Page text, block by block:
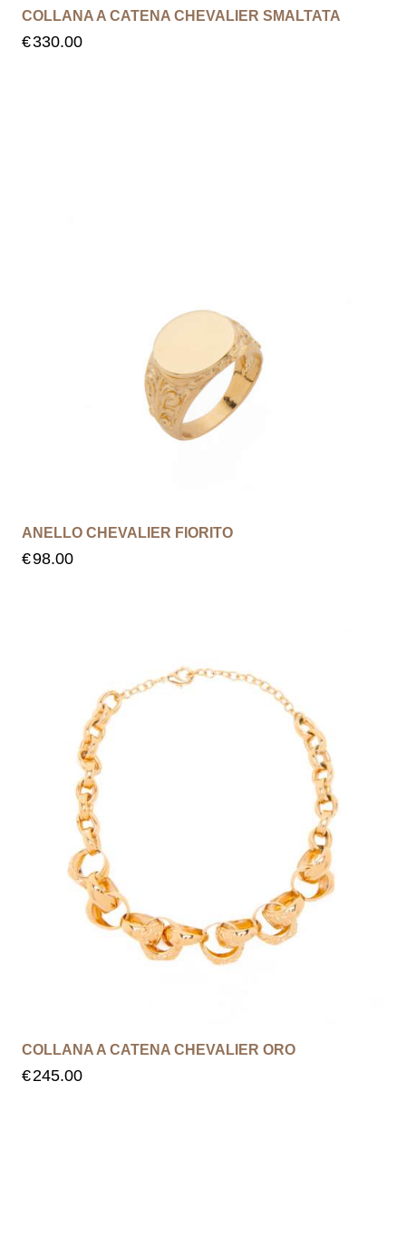
COLLANA A CATENA CHEVALIER SMALTATA
€330.00
ANELLO CHEVALIER FIORITO
€98.00
COLLANA A CATENA CHEVALIER ORO
€245.00